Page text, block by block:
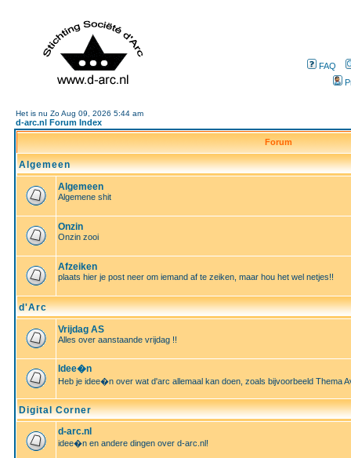
FAQ
Het is nu Zo Aug 09, 2026 5:44 am
d-arc.nl Forum Index
Forum
Algemeen
Algemeen
Algemene shit
Onzin
Onzin zooi
Afzeiken
plaats hier je post neer om iemand af te zeiken, maar hou het wel netjes!!
d'Arc
Vrijdag AS
Alles over aanstaande vrijdag !!
Idee�n
Heb je idee�n over wat d'arc allemaal kan doen, zoals bijvoorbeeld Thema
Digital Corner
d-arc.nl
idee�n en andere dingen over d-arc.nl!